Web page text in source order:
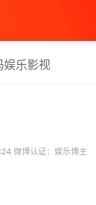
娱乐影视
微博认证：娱乐博主